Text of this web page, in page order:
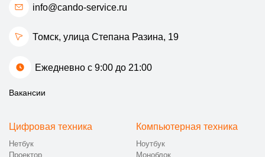
info@cando-service.ru
Томск, улица Степана Разина, 19
Ежедневно с 9:00 до 21:00
Вакансии
Цифровая техника
Нетбук
Проектор
Компьютерная техника
Ноутбук
Моноблок